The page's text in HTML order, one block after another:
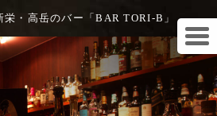
栄・高岳のバー「BAR TORI-B」